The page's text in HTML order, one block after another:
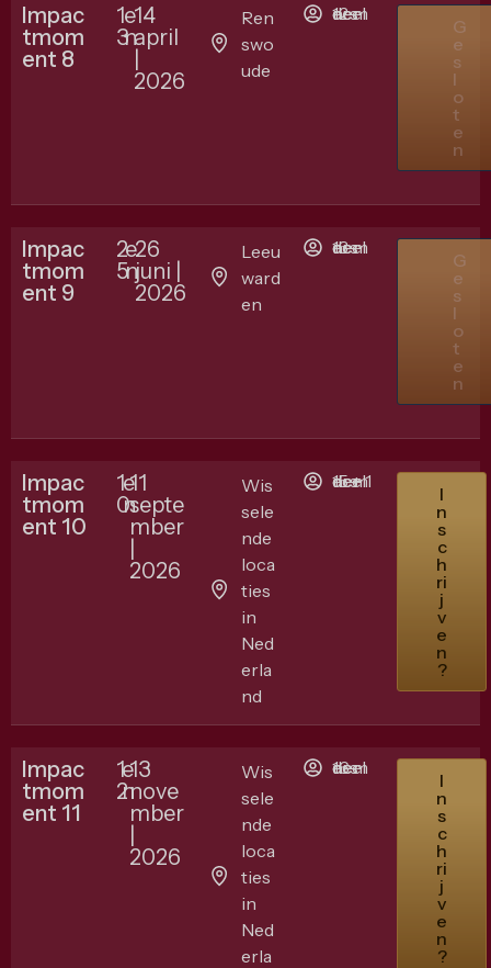
Impac
tmom
ent 8
1
3
e
n
14
april
2026
Ren
swo
ude
12 deelnemers
G
e
s
l
o
t
e
n
Impac
tmom
ent 9
2
5
e
n
26
juni |
2026
Leeu
ward
en
13 deelnemers
G
e
s
l
o
t
e
n
Impac
tmom
ent 10
1
0
e
n
11
septe
mber
2026
Wis
sele
nde
loca
ties
in
Ned
erla
nd
15 + 1 deelnemers
I
n
s
c
h
ri
j
v
e
n
?
Impac
tmom
ent 11
1
2
e
n
13
nove
mber
2026
Wis
sele
nde
loca
ties
in
Ned
erla
16 deelnemers
I
n
s
c
h
ri
j
v
e
n
?